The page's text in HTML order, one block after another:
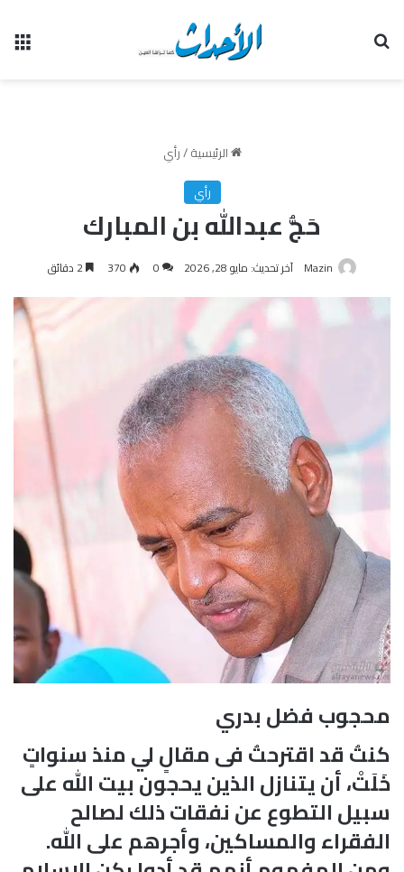
الرئيسية/رأي
رأي
حَجُّ عبدالله بن المبارك
Mazin آخر تحديث: مايو 28, 2026 0
370
محجوب فضل بدري
كنتُ قد اقترحتُ فى مقالٍ لي منذ سنواتٍ
خَلَتْ، أن يتنازل الذين يحجون بيت الله على
سبيل التطوع عن نفقات ذلك لصالح
الفقراء والمساكين، وأجرهم على الله.